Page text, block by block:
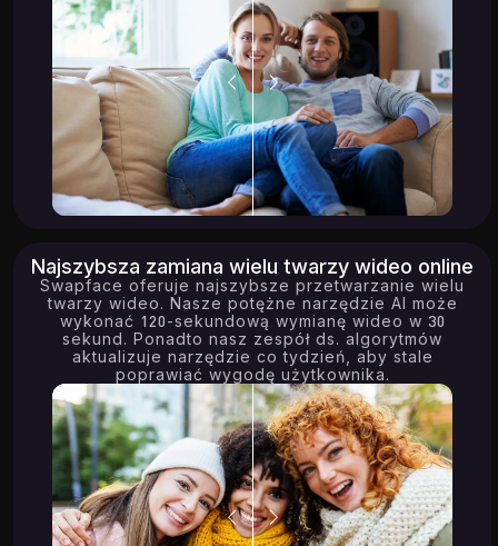
13.94K 17.38K
0.04K 8.61K
Najszybsza zamiana wielu twarzy wideo online
Swapface oferuje najszybsze przetwarzanie wielu
twarzy wideo. Nasze potężne narzędzie AI może
wykonać 120-sekundową wymianę wideo w 30
sekund. Ponadto nasz zespół ds. algorytmów
aktualizuje narzędzie co tydzień, aby stale
poprawiać wygodę użytkownika.